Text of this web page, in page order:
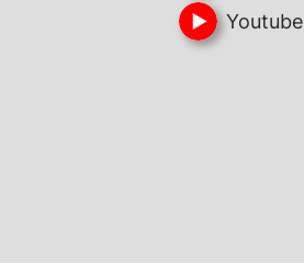
Youtube